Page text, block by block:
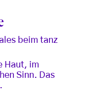
beim tanz
Haut, im
Sinn. Das